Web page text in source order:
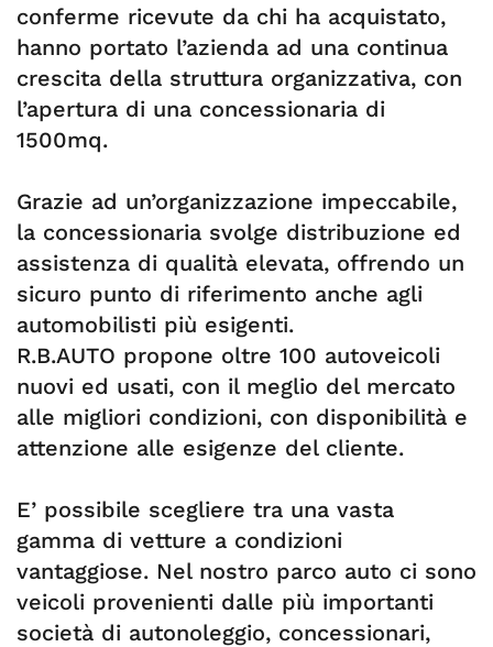
conferme ricevute da chi ha acquistato,
hanno portato l’azienda ad una continua
crescita della struttura organizzativa, con
l’apertura di una concessionaria di
1500mq.
Grazie ad un’organizzazione impeccabile,
la concessionaria svolge distribuzione ed
assistenza di qualità elevata, offrendo un
sicuro punto di riferimento anche agli
automobilisti più esigenti.
R.B.AUTO propone oltre 100 autoveicoli
nuovi ed usati, con il meglio del mercato
alle migliori condizioni, con disponibilità e
attenzione alle esigenze del cliente.
E’ possibile scegliere tra una vasta
gamma di vetture a condizioni
vantaggiose. Nel nostro parco auto ci sono
veicoli provenienti dalle più importanti
società di autonoleggio, concessionari,